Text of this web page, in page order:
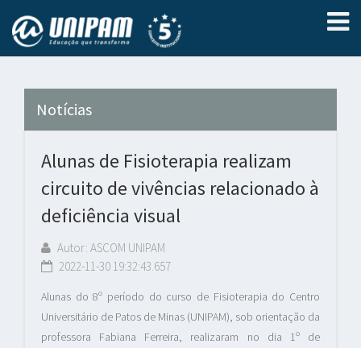
Notícias
Alunas de Fisioterapia realizam
circuito de vivências relacionado à
deficiência visual
Autor: ASCOM UNIPAM
2022-11-30 19:32:43.657
Alunas do 8º período do curso de Fisioterapia do Centro
Universitário de Patos de Minas (UNIPAM), sob orientação da
professora Fabiana Ferreira, realizaram no dia 1º de